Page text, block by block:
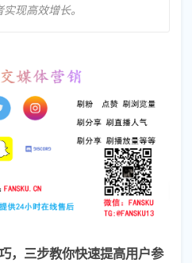
现高效增长。
，三步教你快速提高用户参